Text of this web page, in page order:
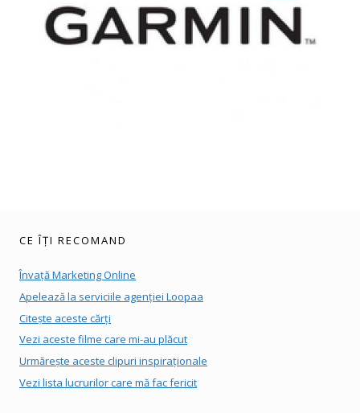
CE ÎȚI RECOMAND
Învață Marketing Online
Apelează la serviciile agenției Loopaa
Citește aceste cărți
Vezi aceste filme care mi-au plăcut
Urmărește aceste clipuri inspiraționale
Vezi lista lucrurilor care mă fac fericit